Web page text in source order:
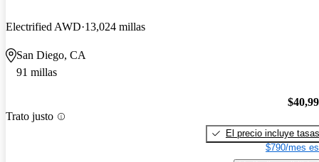
Electrified AWD 13,024 millas
San Diego, CA
91 millas
Trato justo
El precio incluye tasas
$790/mes